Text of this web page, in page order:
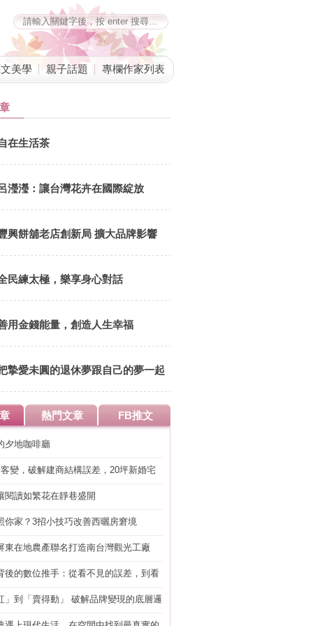
美學 親子話題 專欄作家列表
在生活茶
瀅瀅：讓台灣花卉在國際綻放
興餅舖老店創新局 擴大品牌影響
民練太極，樂享身心對話
用金錢能量，創造人生幸福
摯愛未圓的退休夢跟自己的夢一起
現
熱門文章 FB推文
夕地咖啡廳
變，破解建商結構誤差，20坪新婚宅
閱讀如繁花在靜巷盛開
你家？3招小技巧改善西曬房窘境
東在地農產聯名打造南台灣觀光工廠
後的數位推手：從看不見的誤差，到看
」到「賣得動」 破解品牌變現的底層邏